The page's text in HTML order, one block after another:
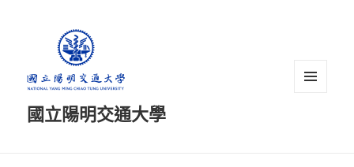
國立陽明交通大學